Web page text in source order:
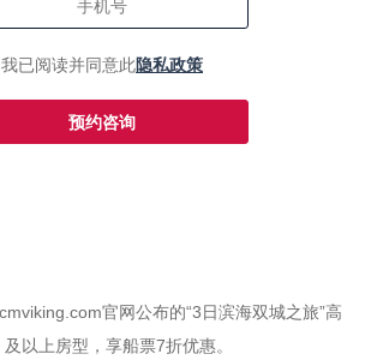
我已阅读并同意此隐私政策
预约咨询
官网公布的“3日滨海双城之旅”高
以上房型，享船票7折优惠。